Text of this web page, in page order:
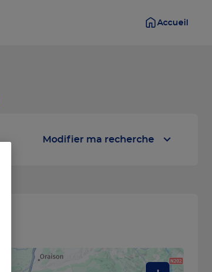
Accueil
Modifier ma recherche